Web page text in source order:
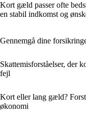
Kort gæld passer ofte
en stabil indkomst og
Gennemgå dine
Skattemisforståelser, der
fejl
Kort eller lang gæld?
økonomi